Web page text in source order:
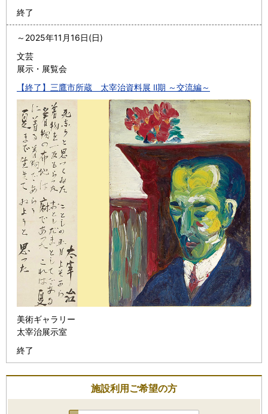
終了
～ 2025年11月16日(日)
文芸
展示・展覧会
【終了】三鷹市所蔵 太宰治資料展 Ⅱ期 ～交流編～
美術ギャラリー
太宰治展示室
終了
施設利用ご希望の方